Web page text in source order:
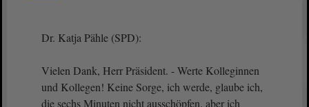
Dr. Katja Pähle (SPD):
Vielen Dank, Herr Präsident. - Werte Kolleginnen
und Kollegen! Keine Sorge, ich werde, glaube ich,
die sechs Minuten nicht ausschöpfen, aber ich